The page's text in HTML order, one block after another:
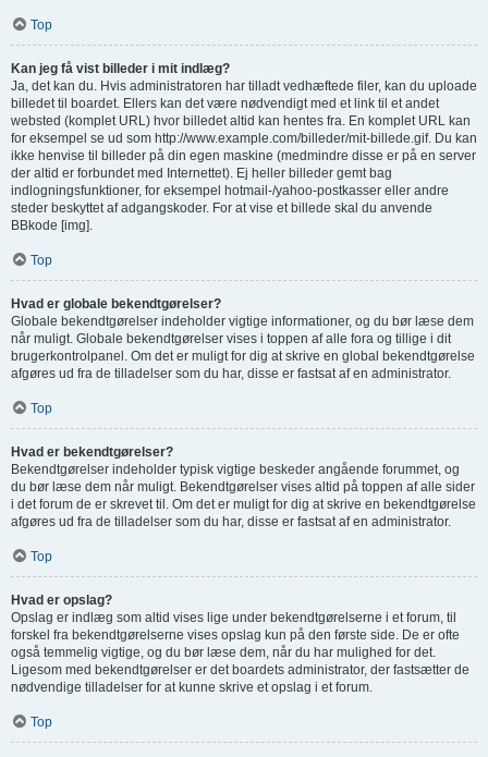
Top
Kan jeg få vist billeder i mit indlæg?
Ja, det kan du. Hvis administratoren har tilladt vedhæftede filer, kan du uploade
billedet til boardet. Ellers kan det være nødvendigt med et link til et andet
websted (komplet URL) hvor billedet altid kan hentes fra. En komplet URL kan
for eksempel se ud som http://www.example.com/billeder/mit-billede.gif. Du kan
ikke henvise til billeder på din egen maskine (medmindre disse er på en server
der altid er forbundet med Internettet). Ej heller billeder gemt bag
indlogningsfunktioner, for eksempel hotmail-/yahoo-postkasser eller andre
steder beskyttet af adgangskoder. For at vise et billede skal du anvende
BBkode [img].
Top
Hvad er globale bekendtgørelser?
Globale bekendtgørelser indeholder vigtige informationer, og du bør læse dem
når muligt. Globale bekendtgørelser vises i toppen af alle fora og tillige i dit
brugerkontrolpanel. Om det er muligt for dig at skrive en global bekendtgørelse
afgøres ud fra de tilladelser som du har, disse er fastsat af en administrator.
Top
Hvad er bekendtgørelser?
Bekendtgørelser indeholder typisk vigtige beskeder angående forummet, og
du bør læse dem når muligt. Bekendtgørelser vises altid på toppen af alle sider
i det forum de er skrevet til. Om det er muligt for dig at skrive en bekendtgørelse
afgøres ud fra de tilladelser som du har, disse er fastsat af en administrator.
Top
Hvad er opslag?
Opslag er indlæg som altid vises lige under bekendtgørelserne i et forum, til
forskel fra bekendtgørelserne vises opslag kun på den første side. De er ofte
også temmelig vigtige, og du bør læse dem, når du har mulighed for det.
Ligesom med bekendtgørelser er det boardets administrator, der fastsætter de
nødvendige tilladelser for at kunne skrive et opslag i et forum.
Top